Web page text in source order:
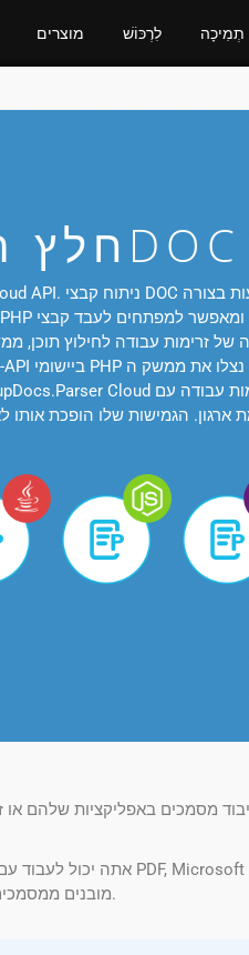
מוצרים לִרְכּוֹשׁ תְמִיכָה
מובנים ממסמכים, כגון טקסט, מטא נתונים, תמונות, טבלאות ואפילו תוכן קובץ גולמי.